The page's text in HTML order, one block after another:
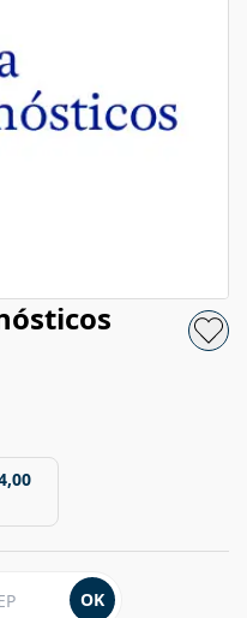
OK